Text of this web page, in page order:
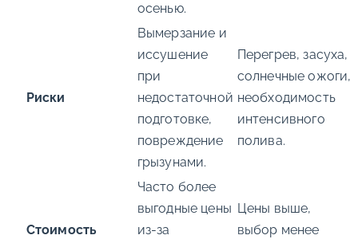
осенью.
Риски
Вымерзание и
иссушение
при
недостаточной
подготовке,
повреждение
грызунами.
Перегрев, засуха,
солнечные ожоги,
необходимость
интенсивного
полива.
Стоимость
Часто более
выгодные цены
из-за
Цены выше,
выбор менее